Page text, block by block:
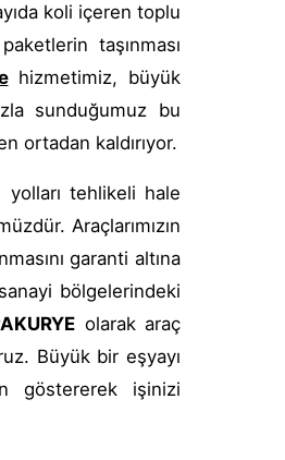
koli içeren toplu
taşınması
hizmetimiz, büyük
sunduğumuz bu
ortadan kaldırıyor.
yolları tehlikeli hale
Araçlarımızın
garanti altına
bölgelerindeki
olarak araç
Büyük bir eşyayı
göstererek işinizi